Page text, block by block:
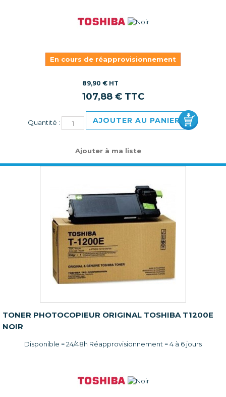
En cours de réapprovisionnement
89,90 € HT
107,88 € TTC
Quantité : AJOUTER AU PANIER
Ajouter à ma liste
TONER PHOTOCOPIEUR ORIGINAL TOSHIBA T1200E
NOIR
Disponible = 24/48h Réapprovisionnement = 4 à 6 jours